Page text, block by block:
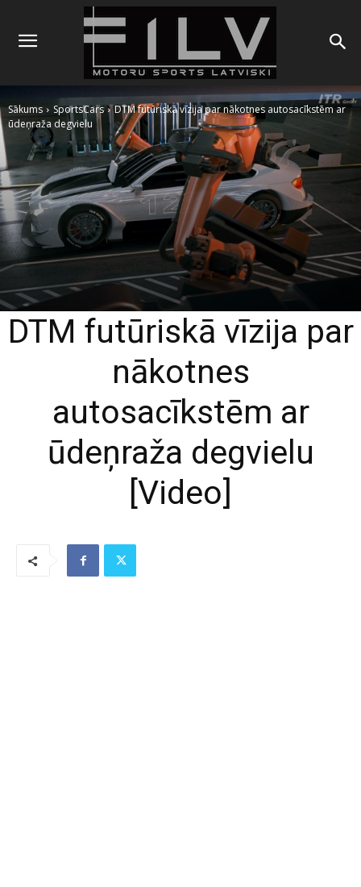
Sākums SportsCars
DTM futūriskā vīzija par nākotnes autosacīkstēm ar
ūdeņraža degvielu
DTM futūriskā vīzija par
nākotnes
autosacīkstēm ar
ūdeņraža degvielu
[Video]